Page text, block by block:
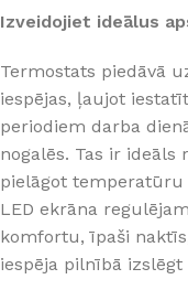
Izveidojiet ideālus
Termostats piedāvā
iespējas, ļaujot
periodiem darba
nogalēs. Tas ir
pielāgot temperatūru
LED ekrāna
komfortu, īpaši
iespēja pilnībā